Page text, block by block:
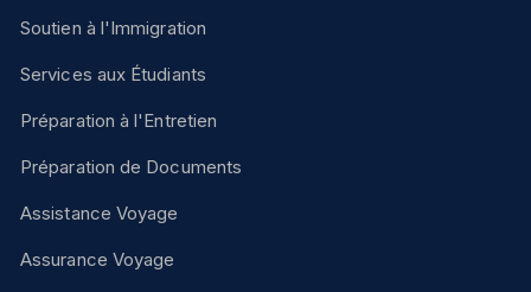
Soutien à l'Immigration
Services aux Étudiants
Préparation à l'Entretien
Préparation de Documents
Assistance Voyage
Assurance Voyage